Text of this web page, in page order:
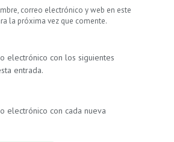
correo electrónico y web en este
la próxima vez que comente.
electrónico con los siguientes
entrada.
electrónico con cada nueva